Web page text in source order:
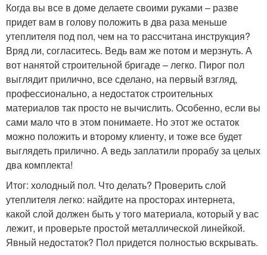
Когда вы все в доме делаете своими руками – разве
придет вам в голову положить в два раза меньше
утеплителя под пол, чем на то рассчитана инструкция?
Вряд ли, согласитесь. Ведь вам же потом и мерзнуть. А
вот нанятой строительной бригаде – легко. Пирог пол
выглядит прилично, все сделано, на первый взгляд,
профессионально, а недостаток строительных
материалов так просто не вычислить. Особенно, если вы
сами мало что в этом понимаете. Но этот же остаток
можно положить и второму клиенту, и тоже все будет
выглядеть прилично. А ведь заплатили прорабу за целых
два комплекта!
Итог: холодный пол. Что делать? Проверить слой
утеплителя легко: найдите на просторах интернета,
какой слой должен быть у того материала, который у вас
лежит, и проверьте простой металлической линейкой.
Явный недостаток? Пол придется полностью вскрывать.